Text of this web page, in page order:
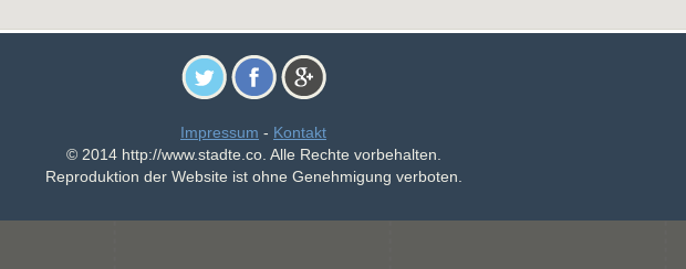
Impressum - Kontakt
© 2014 http://www.stadte.co. Alle Rechte vorbehalten.
Reproduktion der Website ist ohne Genehmigung verboten.